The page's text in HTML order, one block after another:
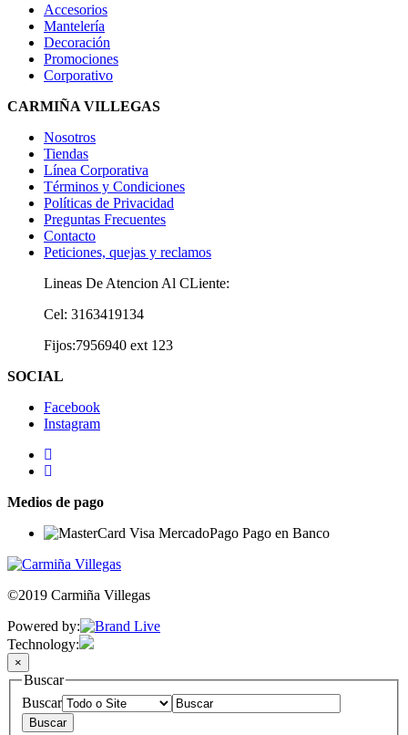
Accesorios
Mantelería
Decoración
Promociones
Corporativo
CARMIÑA VILLEGAS
Nosotros
Tiendas
Línea Corporativa
Términos y Condiciones
Políticas de Privacidad
Preguntas Frecuentes
Contacto
Peticiones, quejas y reclamos
Lineas De Atencion Al CLiente:
Cel: 3163419134
Fijos:7956940 ext 123
SOCIAL
Facebook
Instagram
Medios de pago
©2019 Carmiña Villegas
Powered by:
Technology:
×
Buscar
Buscar